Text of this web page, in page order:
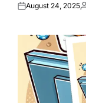
Posted
August 24, 2025